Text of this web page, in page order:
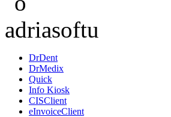
DrDent
DrMedix
Quick
Info Kiosk
CISClient
eInvoiceClient